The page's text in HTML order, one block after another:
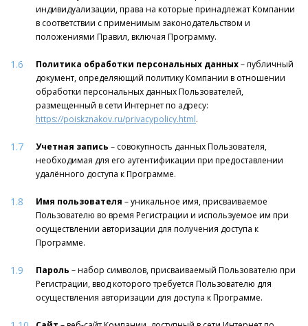
индивидуализации, права на которые принадлежат Компании
в соответствии с применимым законодательством и
положениями Правил, включая Программу.
1.6 Политика обработки персональных данных– публичный
документ, определяющий политику Компании в отношении
обработки персональных данных Пользователей,
размещенный в сети Интернет по адресу:
https://poiskznakov.ru/privacypolicy.html.
1.7 Учетная запись – совокупность данных Пользователя,
необходимая для его аутентификации при предоставлении
удалённого доступа к Программе.
1.8 Имя пользователя – уникальное имя, присваиваемое
Пользователю во время Регистрации и используемое им при
осуществлении авторизации для получения доступа к
Программе.
1.9 Пароль – набор символов, присваиваемый Пользователю при
Регистрации, ввод которого требуется Пользователю для
осуществления авторизации для доступа к Программе.